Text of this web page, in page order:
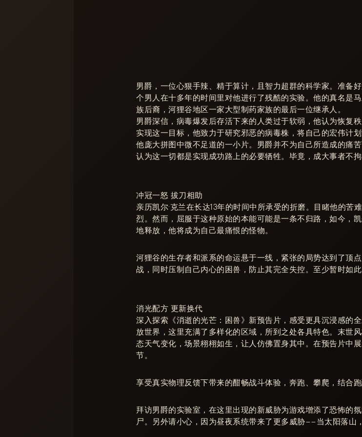
男爵，一位心狠手辣、精于算计，且智力超群的科学家。准备
个男人在十多年的时间里对他进行了残酷的实验。他的真名是
族后裔，河狸谷地区一家大型制药家族的最后一位继承人。
男爵深信，病毒爆发后存活下来的人类过于软弱，他认为恢复
实现这一目标，他致力于研究邪恶的病毒株，将自己的宏伟计
他庞大拼图中微不足道的一小片。男爵并不为自己所造成的痛
认为这一切都是实现成功路上的必要牺牲。毕竟，成大事者不拘
冲冠一怒 拔刀相助
亲历凯尔·克兰在长达13年的时间中所承受的折磨。目睹他的苦
烈。然而，屈服于这种原始的本能可能是一条不归路，如今，
地释放，他将成为自己最痛恨的怪物。
河狸谷的生存者和派系的命运悬于一线，紧张的局势达到了顶
战，同时压制自己内心的困兽，防止其完全失控。至少暂时如此
消光配方 更新换代
深入探索《消逝的光芒：困兽》新预告片，感受更具沉浸感的
放世界，这里充满了多样化的区域，所到之处各具特色。末世
态天气变化，场景栩栩如生，让人仿佛置身其中。在预告片中
节。
享受真实物理反馈下带来的酣畅战斗体验，奔跑、攀爬，结合
拜访男爵的实验室，在这里出现的新威胁为游戏增添了恐怖的
尸。另外请小心，因为昼夜系统带来了更多威胁——当太阳落山